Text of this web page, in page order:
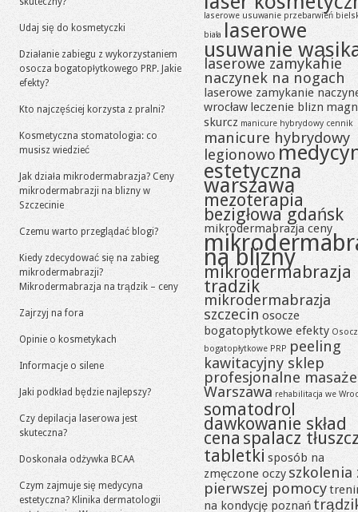
Udaj się do kosmetyczki
Działanie zabiegu z wykorzystaniem
osocza bogatopłytkowego PRP. Jakie
efekty?
Kto najczęściej korzysta z pralni?
Kosmetyczna stomatologia: co
musisz wiedzieć
Jak działa mikrodermabrazja? Ceny
mikrodermabrazji na blizny w
Szczecinie
Czemu warto przeglądać blogi?
Kiedy zdecydować się na zabieg
mikrodermabrazji?
Mikrodermabrazja na trądzik – ceny
Zajrzyj na fora
Opinie o kosmetykach
Informacje o silene
Jaki podkład będzie najlepszy?
Czy depilacja laserowa jest
skuteczna?
Doskonała odżywka BCAA
Czym zajmuje się medycyna
estetyczna? Klinika dermatologii
laserowe usuwanie przebarwień
biała laserowe
usuwanie
laserowe zamykanie
naczynek na nogach
laserowe zamykanie
wrocław leczenie blizn
skurcz manicure hybrydowy cennik
manicure hybrydowy
legionowo
estetyczna
warszawa
mezoterapia
bezigłowa gdańsk
mikrodermabrazja ceny
na blizny
mikrodermabrazja
tradzik
mikrodermabrazja
szczecin osocze
bogatopłytkowe efekty
bogatopłytkowe PRP peeling
kawitacyjny sklep
profesjonalne masaże
Warszawa rehabilitacja we
somatodrol
dawkowanie skład
cena spalacz
tabletki sposób na
zmęczone oczy szkolenia
pierwszej pomocy
na kondycję poznań